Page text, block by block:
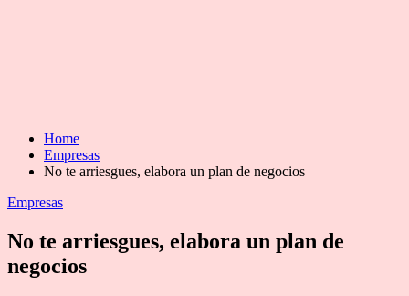
Home
Empresas
No te arriesgues, elabora un plan de negocios
Categories
Empresas
No te arriesgues, elabora un plan de
negocios